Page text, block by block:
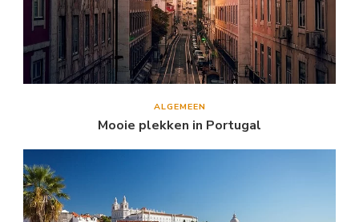
ALGEMEEN
Mooie plekken in Portugal